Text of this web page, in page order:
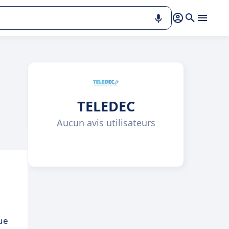
TELEDEC
Aucun avis utilisateurs